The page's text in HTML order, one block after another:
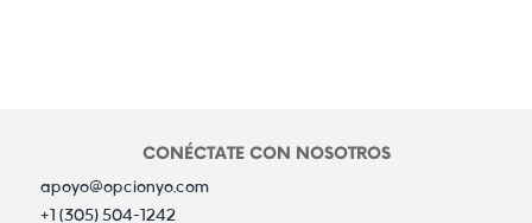
CONÉCTATE CON NOSOTROS
apoyo@opcionyo.com
+1 (305) 504-1242